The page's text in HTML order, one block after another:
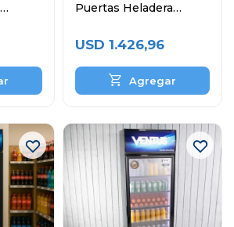
Puertas Heladera
USD 1.426,96